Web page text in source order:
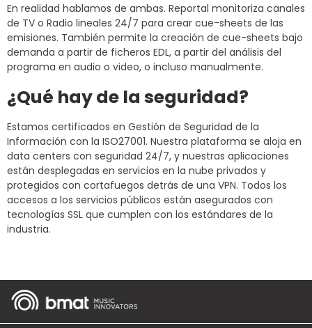
En realidad hablamos de ambas. Reportal monitoriza canales
de TV o Radio lineales 24/7 para crear cue-sheets de las
emisiones. También permite la creación de cue-sheets bajo
demanda a partir de ficheros EDL, a partir del análisis del
programa en audio o video, o incluso manualmente.
¿Qué hay de la seguridad?
Estamos certificados en Gestión de Seguridad de la
Información con la ISO27001. Nuestra plataforma se aloja en
data centers con seguridad 24/7, y nuestras aplicaciones
están desplegadas en servicios en la nube privados y
protegidos con cortafuegos detrás de una VPN. Todos los
accesos a los servicios públicos están asegurados con
tecnologías SSL que cumplen con los estándares de la
industria.